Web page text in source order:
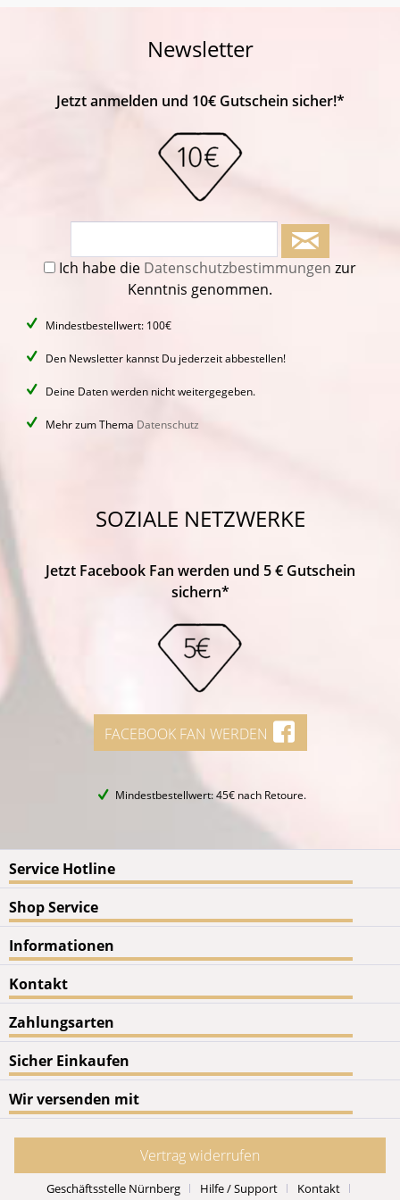
Newsletter
Jetzt anmelden und 10€ Gutschein sicher!*
Ich habe die Datenschutzbestimmungen zur
Kenntnis genommen.
Mindestbestellwert: 100€
Den Newsletter kannst Du jederzeit abbestellen!
Deine Daten werden nicht weitergegeben.
Mehr zum Thema Datenschutz
SOZIALE NETZWERKE
Jetzt Facebook Fan werden und 5 € Gutschein
sichern*
FACEBOOK FAN WERDEN
Mindestbestellwert: 45€ nach Retoure.
Service Hotline
Shop Service
Informationen
Kontakt
Zahlungsarten
Sicher Einkaufen
Wir versenden mit
Vertrag widerrufen
Geschäftsstelle Nürnberg Hilfe / Support Kontakt